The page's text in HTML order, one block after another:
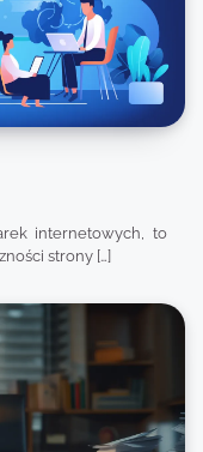
internetowych, to
strony […]